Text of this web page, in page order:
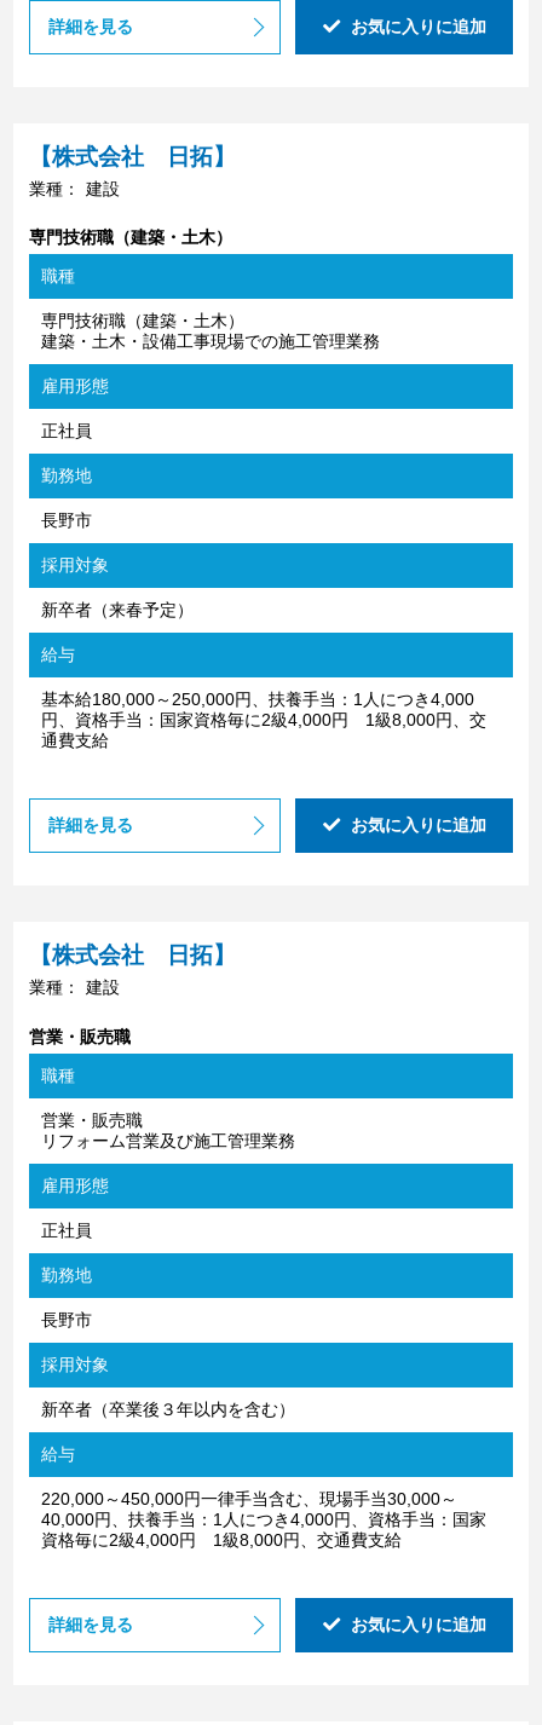
詳細を見る お気に入りに追加
【株式会社 日拓】
業種： 建設
専門技術職（建築・土木）
職種
専門技術職（建築・土木）
建築・土木・設備工事現場での施工管理業務
雇用形態
正社員
勤務地
長野市
採用対象
新卒者（来春予定）
給与
基本給180,000～250,000円、扶養手当：1人につき4,000
円、資格手当：国家資格毎に2級4,000円 1級8,000円、交
通費支給
詳細を見る お気に入りに追加
【株式会社 日拓】
業種： 建設
営業・販売職
職種
営業・販売職
リフォーム営業及び施工管理業務
雇用形態
正社員
勤務地
長野市
採用対象
新卒者（卒業後３年以内を含む）
給与
220,000～450,000円一律手当含む、現場手当30,000～
40,000円、扶養手当：1人につき4,000円、資格手当：国家
資格毎に2級4,000円 1級8,000円、交通費支給
詳細を見る お気に入りに追加